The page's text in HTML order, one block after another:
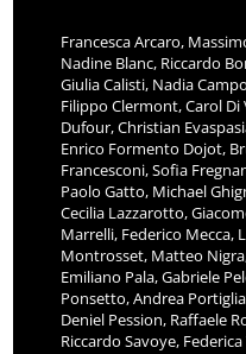
Francesca Arcaro,
Nadine Blanc, Riccardo
Giulia Calisti, Nadia
Filippo Clermont, Carol Di
Dufour, Christian
Enrico Formento Dojot,
Francesconi, Sofia
Paolo Gatto, Michael
Cecilia Lazzarotto,
Marrelli, Federico Mecca,
Montrosset, Matteo
Emiliano Pala, Gabriele
Ponsetto, Andrea
Deniel Pession, Raffaele
Riccardo Savoye,